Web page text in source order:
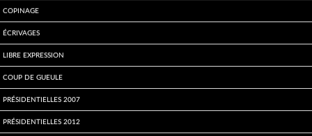
Copinage
écrivages
Libre expression
Coup de gueule
Présidentielles 2007
Présidentielles 2012